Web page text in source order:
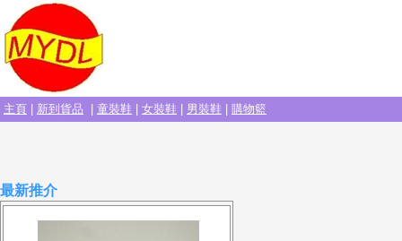
主頁 新到貨品 童裝鞋 女裝鞋 男裝鞋 購物籃
最新推介